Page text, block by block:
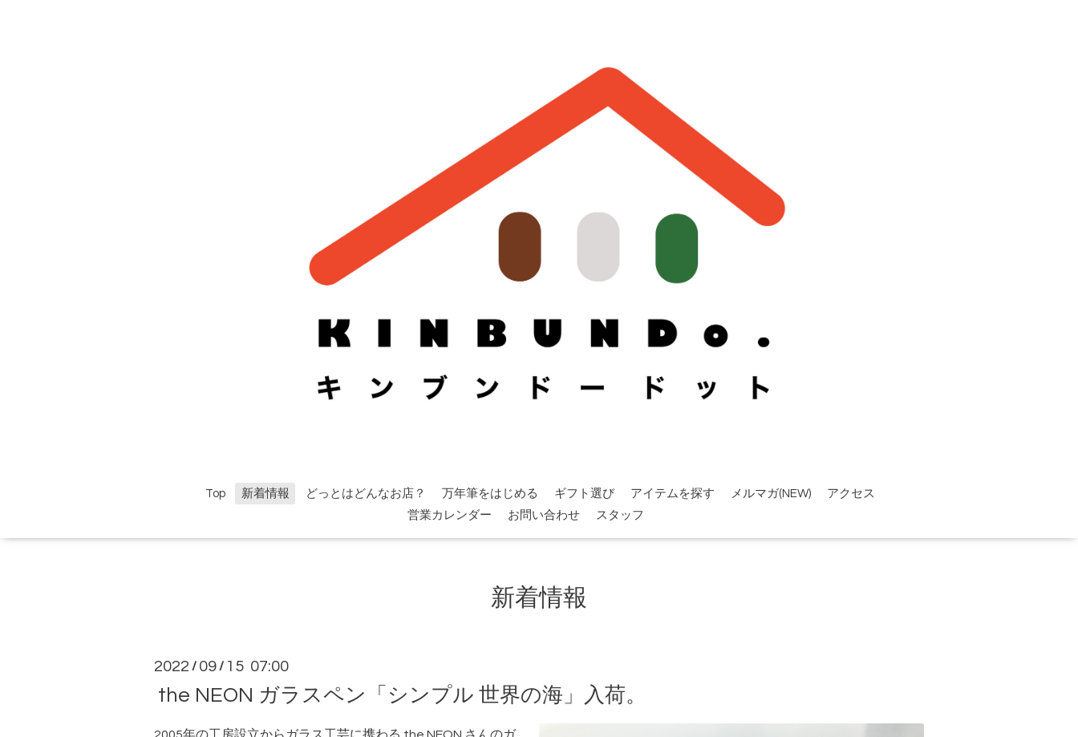
Top 新着情報 どっとはどんなお店？ 万年筆をはじめる ギフト選び アイテムを探す メルマガ(NEW)
アクセス
営業カレンダー
お問い合わせ スタッフ
新着情報
2022 / 09 / 15 07:00
the NEON ガラスペン「シンプル 世界の海」入荷。